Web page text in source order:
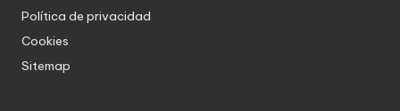
Política de privacidad
Cookies
Sitemap